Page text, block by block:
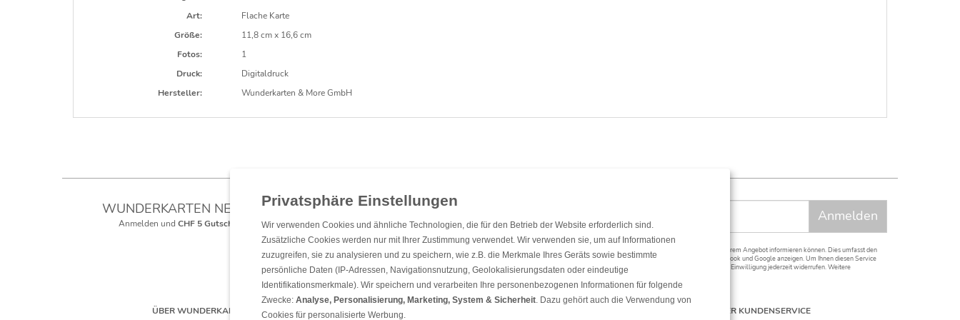
Art:
Flache Karte
Größe:
11,8 cm x 16,6 cm
Fotos:
1
Druck:
Digitaldruck
Hersteller:
Wunderkarten & More GmbH
WUNDERKARTEN NEWSLETTER
Anmelden und CHF 5 Gutschein ** sichern!
Einwilligung zur Datennutzung für Marketingzwecke: Hiermit willigen Sie ein, dass wir Sie mit neuesten Informationen aus unserem Angebot informieren können. Dies umfasst den
Versand unseres Newsletters. Zudem können wir Ihnen Produktinformationen zu Ihren Interessen auf anderen Plattformen wie Facebook und Google anzeigen. Um Ihnen diesen Service
anbieten zu können, nutzen wir Ihre personenbezogenen Daten und teilen diese auch mit Dritten, wenn erforderlich. Sie können diese Einwilligung jederzeit widerrufen. Weitere
Informationen erhalten Sie in unserer Datenschutzerklärung.
ÜBER WUNDERKARTEN UNSER KUNDENSERVICE
EINFACHE UND SICHERE BEZAHLUNG
Wir verwenden Cookies und ähnliche Technologien, die für den Betrieb der Website erforderlich sind.
Zusätzliche Cookies werden nur mit Ihrer Zustimmung verwendet. Wir verwenden sie, um auf Informationen
zuzugreifen, sie zu analysieren und zu speichern, wie z.B. die Merkmale Ihres Geräts sowie bestimmte
persönliche Daten (IP-Adressen, Navigationsnutzung, Geolokalisierungsdaten oder eindeutige
Identifikationsmerkmale). Wir speichern und verarbeiten Ihre personenbezogenen Informationen für folgende
Zwecke: Analyse, Personalisierung, Marketing, System & Sicherheit . Dazu gehört auch die Verwendung von
Cookies für personalisierte Werbung.